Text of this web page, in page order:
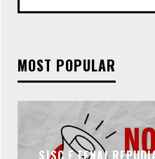
MOST POPULAR
SJSC E FENAJ